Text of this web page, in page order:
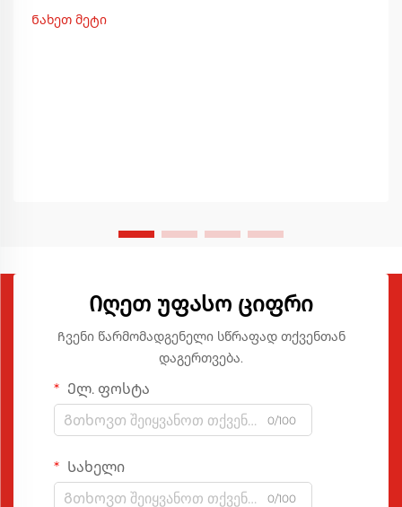
Ნახეთ მეტი
Იღეთ Უფასო Ციფრი
Ჩვენი წარმომადგენელი სწრაფად თქვენთან
დაგერთვება.
Ელ. ფოსტა
0/100
Სახელი
0/100